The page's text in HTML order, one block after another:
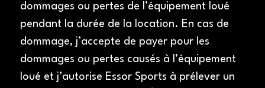
dommages ou pertes de l’équipement loué
pendant la durée de la location. En cas de
dommage, j’accepte de payer pour les
dommages ou pertes causés à l’équipement
loué et j’autorise Essor Sports à prélever un